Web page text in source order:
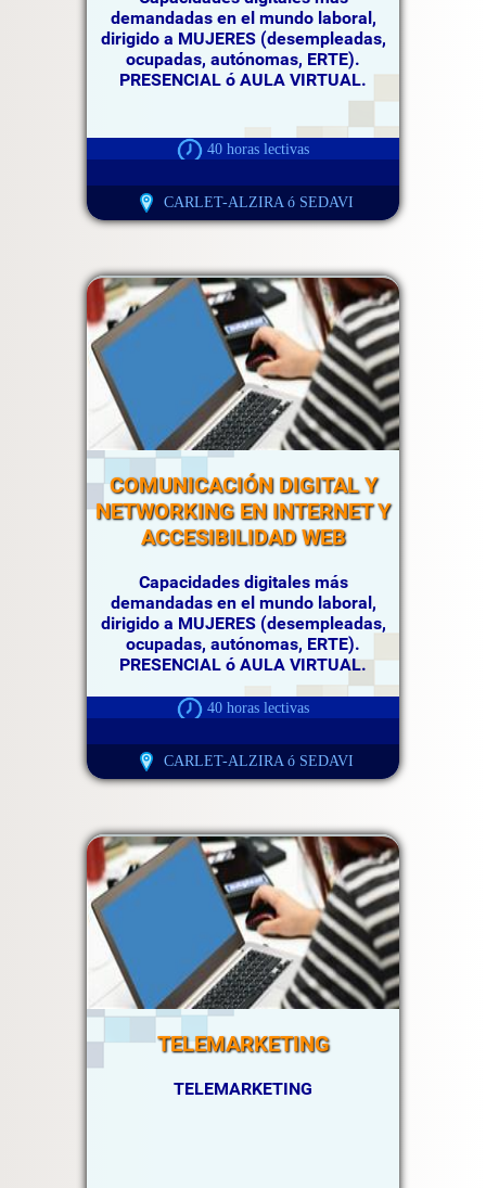
demandadas en el mundo laboral,
dirigido a MUJERES (desempleadas,
ocupadas, autónomas, ERTE).
PRESENCIAL ó AULA VIRTUAL.
40 horas lectivas
CARLET-ALZIRA ó SEDAVI
COMUNICACIÓN DIGITAL Y
NETWORKING EN INTERNET Y
ACCESIBILIDAD WEB
Capacidades digitales más
demandadas en el mundo laboral,
dirigido a MUJERES (desempleadas,
ocupadas, autónomas, ERTE).
PRESENCIAL ó AULA VIRTUAL.
40 horas lectivas
CARLET-ALZIRA ó SEDAVI
TELEMARKETING
TELEMARKETING